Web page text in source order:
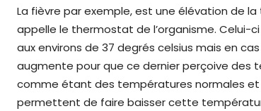
La fièvre par exemple, est une élévation de
appelle le thermostat de l’organisme.
aux environs de 37 degrés celsius mais en
augmente pour que ce dernier perçoive des
comme étant des températures normales
permettent de faire baisser cette